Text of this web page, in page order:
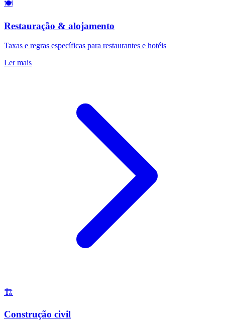
🍽️
Restauração & alojamento
Taxas e regras específicas para restaurantes e hotéis
Ler mais
🏗️
Construção civil